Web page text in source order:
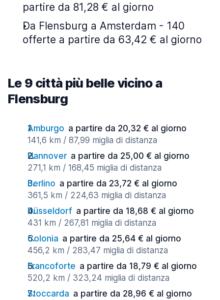
partire da 81,28 € al giorno
Da Flensburg a Amsterdam - 140
offerte a partire da 63,42 € al giorno
Le 9 città più belle vicino a
Flensburg
Amburgo a partire da 20,32 € al giorno
141,6 km / 87,99 miglia di distanza
Hannover a partire da 25,00 € al giorno
271,1 km / 168,45 miglia di distanza
Berlino a partire da 23,72 € al giorno
361,5 km / 224,63 miglia di distanza
Düsseldorf a partire da 18,68 € al giorno
431 km / 267,81 miglia di distanza
Colonia a partire da 25,64 € al giorno
456,2 km / 283,47 miglia di distanza
Francoforte a partire da 18,79 € al giorno
520,2 km / 323,24 miglia di distanza
Stoccarda a partire da 28,96 € al giorno